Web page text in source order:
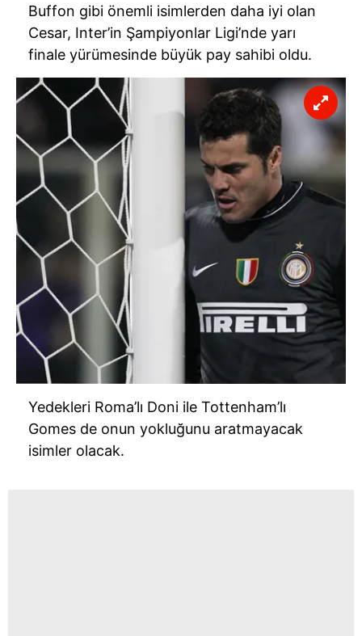
Buffon gibi önemli isimlerden daha iyi olan
Cesar, Inter’in Şampiyonlar Ligi’nde yarı
finale yürümesinde büyük pay sahibi oldu.
Yedekleri Roma’lı Doni ile Tottenham’lı
Gomes de onun yokluğunu aratmayacak
isimler olacak.